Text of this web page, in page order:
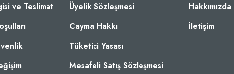
ve Teslimat
Üyelik Sözleşmesi
Cayma Hakkı
Tüketici Yasası
Mesafeli Satış Sözleşmesi
Hakkımızda
İletişim